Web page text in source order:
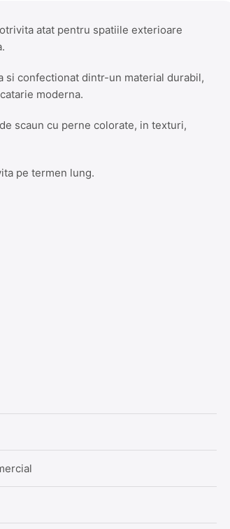
atat pentru spatiile exterioare
si confectionat dintr-un material durabil,
moderna.
scaun cu perne colorate, in texturi,
pe termen lung.